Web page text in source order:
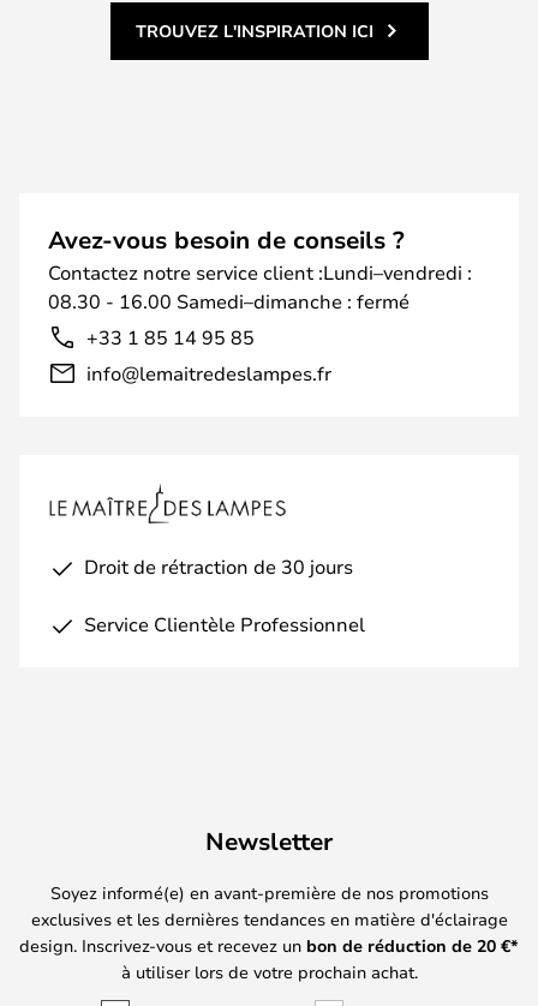
TROUVEZ L'INSPIRATION ICI
Avez-vous besoin de conseils ?
Contactez notre service client :Lundi–vendredi :
08.30 - 16.00 Samedi–dimanche : fermé
+33 1 85 14 95 85
info@lemaitredeslampes.fr
Droit de rétraction de 30 jours
Service Clientèle Professionnel
Newsletter
Soyez informé(e) en avant-première de nos promotions
exclusives et les dernières tendances en matière d'éclairage
design. Inscrivez-vous et recevez un bon de réduction de 20 €*
à utiliser lors de votre prochain achat.